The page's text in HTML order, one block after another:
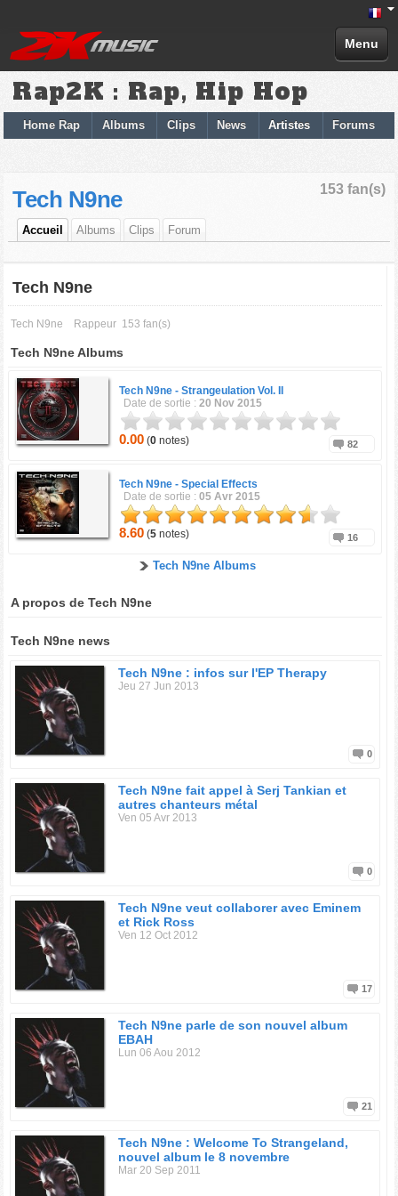
Menu
Rap2K : Rap, Hip Hop
Home Rap Albums Clips News Artistes Forums
153 fan(s)
Tech N9ne
Accueil Albums Clips Forum
Tech N9ne
Tech N9ne Rappeur 153 fan(s)
Tech N9ne Albums
Tech N9ne -Strangeulation Vol. II
Date de sortie :20 Nov 2015
0.00 (0 notes) 82
Tech N9ne -Special Effects
Date de sortie :05 Avr 2015
8.60 (5 notes) 16
Tech N9ne Albums
A propos de Tech N9ne
Tech N9ne news
Tech N9ne : infos sur l'EP Therapy
Jeu 27 Jun 2013
0
Tech N9ne fait appel à Serj Tankian et
autres chanteurs métal
Ven 05 Avr 2013
0
Tech N9ne veut collaborer avec Eminem
et Rick Ross
Ven 12 Oct 2012
17
Tech N9ne parle de son nouvel album
EBAH
Lun 06 Aou 2012
21
Tech N9ne : Welcome To Strangeland,
nouvel album le 8 novembre
Mar 20 Sep 2011